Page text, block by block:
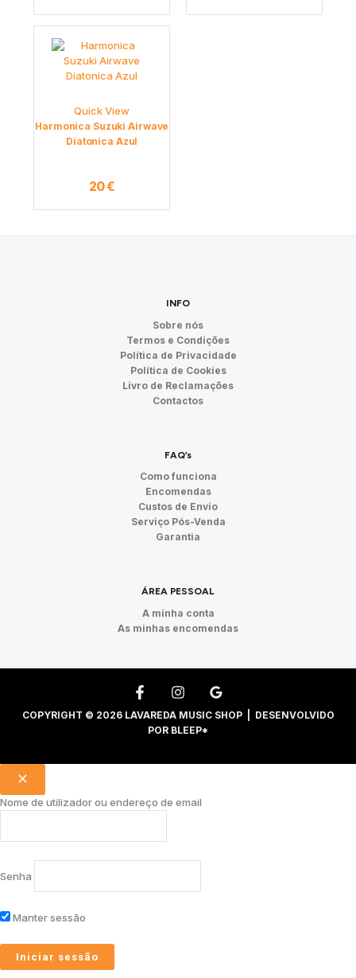
Quick View
Harmonica Suzuki Airwave
Diatonica Azul
20€
INFO
Sobre nós
Termos e Condições
Política de Privacidade
Política de Cookies
Livro de Reclamações
Contactos
FAQ’s
Como funciona
Encomendas
Custos de Envio
Serviço Pós-Venda
Garantia
ÁREA PESSOAL
A minha conta
As minhas encomendas
COPYRIGHT © 2026 LAVAREDA MUSIC SHOP | DESENVOLVIDO
POR BLEEP*
Nome de utilizador ou endereço de email
Senha
Manter sessão